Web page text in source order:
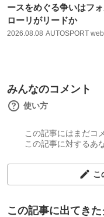
ースをめぐる争いはフ
ローリがリードか
2026.08.08 AUTOSPORT web
みんなのコメント
使い方
この記事にはまだコ
この記事に対するあ
こ
この記事に出てき